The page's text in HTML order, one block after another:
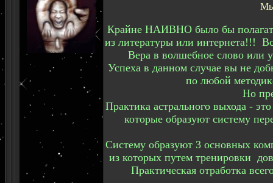
Мы
Крайне НАИВНО было бы
из литературы или интернета!!!
Вера в волшебное слово
Успеха в данном случае вы не
по любой
Но
Практика астрального выхода -
которые образуют систему
Систему образуют 3 основных
из которых путем тренировки
Практическая отработка